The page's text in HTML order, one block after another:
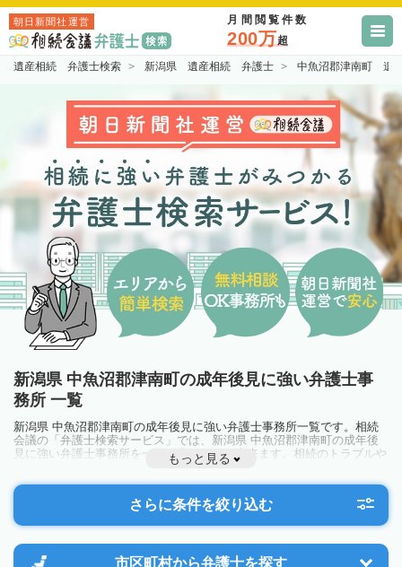
朝日新聞社運営 月間閲覧件数
200万超
遺産相続 弁護士検索 新潟県 遺産相続 弁護士 中魚沼郡津南町 遺
新潟県 中魚沼郡津南町の成年後見に強い弁護士事
務所 一覧
新潟県 中魚沼郡津南町の成年後見に強い弁護士事務所一覧です。相続
会議の「弁護士検索サービス」では、新潟県 中魚沼郡津南町の成年後
見に強い弁護士事務所を一覧で見ることが出来ます。相続のトラブルや
お悩みを抱えている方は一度近隣の弁護士に相談してみましょう。
もっと見る
さらに条件を絞り込む
市区町村から弁護士を探す